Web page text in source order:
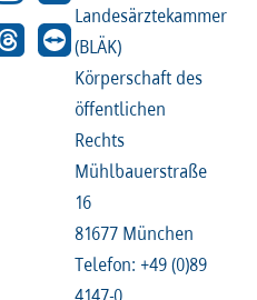
Landesärztekammer
(BLÄK)
Körperschaft des
öffentlichen
Rechts
Mühlbauerstraße
16
81677 München
Telefon: +49 (0)89
4147-0